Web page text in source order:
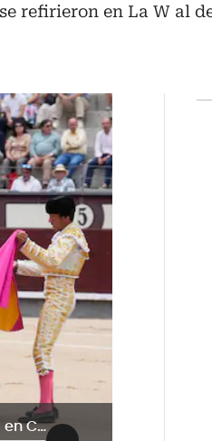
refirieron en La W al
¿Buscan impedir debate de proyecto que prohíbe las corridas de toros en Colombia?